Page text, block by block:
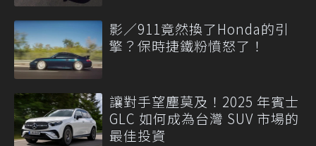
影／911竟然換了Honda的引
擎？保時捷鐵粉憤怒了！
讓對手望塵莫及！2025 年賓士
GLC 如何成為台灣 SUV 市場的
最佳投資